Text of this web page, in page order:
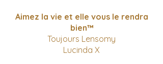
Aimez la vie et elle vous le rendra
bien™
Toujours Lensomy
Lucinda X